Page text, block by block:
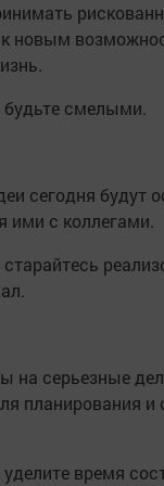
к новым
будьте смелыми.
сегодня будут
ими с коллегами.
на серьезные
планирования и
время